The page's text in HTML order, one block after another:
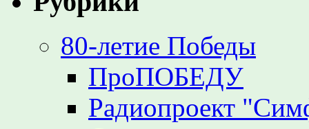
80-летие Победы
ПроПОБЕДУ
Радиопроект